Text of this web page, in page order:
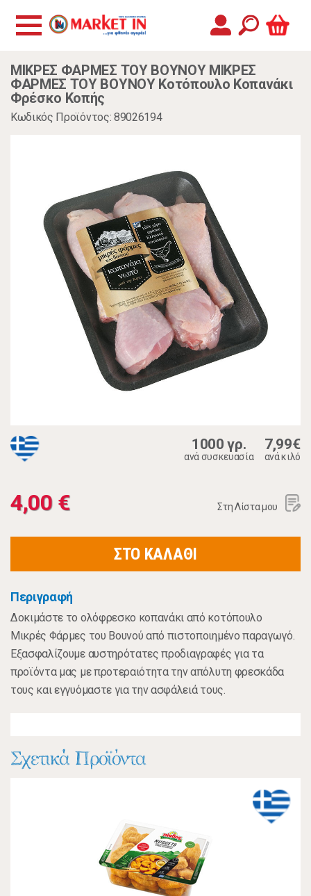
ΜΙΚΡΕΣ ΦΑΡΜΕΣ ΤΟΥ ΒΟΥΝΟΥ ΜΙΚΡΕΣ
ΦΑΡΜΕΣ ΤΟΥ ΒΟΥΝΟΥ Κοτόπουλο Κοπανάκι
Φρέσκο Κοπής
Κωδικός Προϊόντος: 89026194
1000 γρ.
ανά συσκευασία
7,99€
ανά κιλό
4,00 € Στη Λίστα μου
ΣΤΟ ΚΑΛΑΘΙ
Περιγραφή
Δοκιμάστε το ολόφρεσκο κοπανάκι από κοτόπουλο
Mικρές Φάρμες του Βουνού από πιστοποιημένο παραγωγό.
Εξασφαλίζουμε αυστηρότατες προδιαγραφές για τα
προϊόντα μας με προτεραιότητα την απόλυτη φρεσκάδα
τους και εγγυόμαστε για την ασφάλειά τους.
Σχετικά Προϊόντα